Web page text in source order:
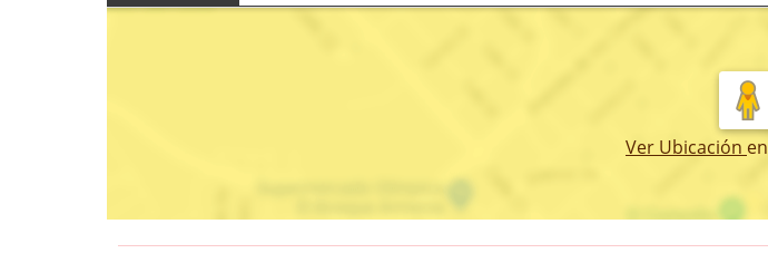
Ver Ubicación en